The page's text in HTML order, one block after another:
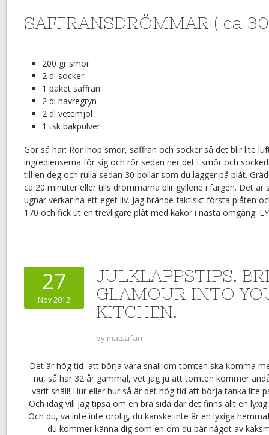
SAFFRANSDRÖMMAR ( ca
200 gr smör
2 dl socker
1 paket saffran
2 dl havregryn
2 dl vetemjöl
1 tsk bakpulver
Gör så här: Rör ihop smör, saffran och socker så det blir lite
ingredienserna för sig och rör sedan ner det i smör och
till en deg och rulla sedan 30 bollar som du lägger på plåt.
ca 20 minuter eller tills drömmarna blir gyllene i färgen. Det är
ugnar verkar ha ett eget liv. Jag brände faktiskt första plåten
170 och fick ut en trevligare plåt med kakor i nästa omgång.
27
Nov 2012
JULKLAPPSTIPS!
GLAMOUR INTO
KITCHEN!
by matsafari
Det är hög tid att börja vara snäll om tomten ska komma
nu, så här 32 år gammal, vet jag ju att tomten kommer
varit snäll! Hur eller hur så är det hög tid att börja tänka lite
Och idag vill jag tipsa om en bra sida där det finns allt en
Och du, va inte inte orolig, du kanske inte är en lyxiga
du kommer känna dig som en om du bär något av